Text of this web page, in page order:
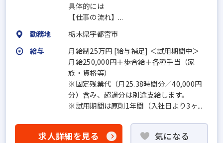
具体的には
【仕事の流れ】...
勤務地
栃木県宇都宮市
給与
月給制25万円 [給与補足] ＜試用期間中＞
月給250,000円＋歩合給＋各種手当（家
族・資格等）
※固定残業代（月25.38時間分／40,000円
分）含み、超過分は別途支給します。
※試用期間は原則1年間（入社日より3ヶ...
求人詳細を見る 気になる